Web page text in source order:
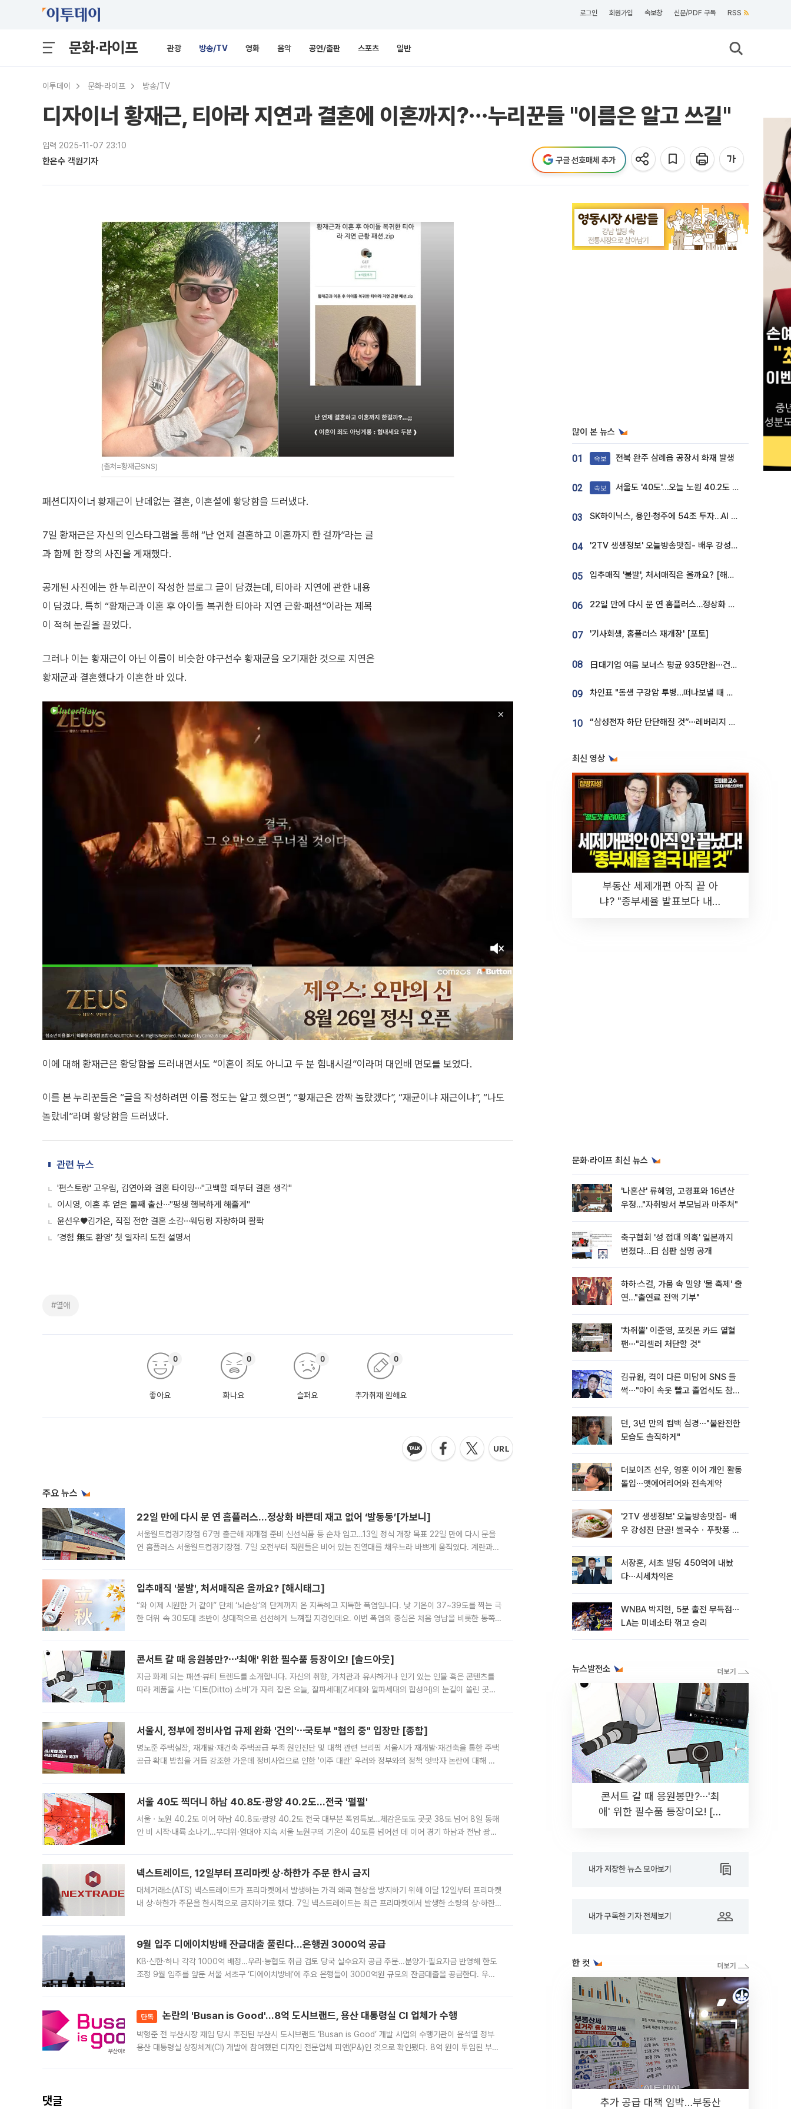
로그인 회원가입 속보창 신문/PDF 구독 RSS
문화·라이프 관광 방송/TV 영화 음악 공연/출판 스포츠 일반
이투데이 문화·라이프 방송/TV
디자이너 황재근, 티아라 지연과 결혼에 이혼까지?⋯누리꾼들 "이름은 알고 쓰길"
입력 2025-11-07 23:10
한은수 객원기자 구글 선호매체 추가
(출처=황재근SNS)
패션디자이너 황재근이 난데없는 결혼, 이혼설에 황당함을 드러냈다.
7일 황재근은 자신의 인스타그램을 통해 “난 언제 결혼하고 이혼까지 한 걸까”라는 글
과 함께 한 장의 사진을 게재했다.
공개된 사진에는 한 누리꾼이 작성한 블로그 글이 담겼는데, 티아라 지연에 관한 내용
이 담겼다. 특히 “황재근과 이혼 후 아이돌 복귀한 티아라 지연 근황·패션”이라는 제목
이 적혀 눈길을 끌었다.
그러나 이는 황재근이 아닌 이름이 비슷한 야구선수 황재균을 오기재한 것으로 지연은
황재균과 결혼했다가 이혼한 바 있다.
이에 대해 황재근은 황당함을 드러내면서도 “이혼이 죄도 아니고 두 분 힘내시길”이라며 대인배 면모를 보였다.
이를 본 누리꾼들은 “글을 작성하려면 이름 정도는 알고 했으면”, “황재근은 깜짝 놀랐겠다”, “재균이냐 재근이냐”, “나도
놀랐네”라며 황당함을 드러냈다.
관련 뉴스
'편스토랑' 고우림, 김연아와 결혼 타이밍⋯"고백할 때부터 결혼 생각"
이시영, 이혼 후 얻은 둘째 출산⋯"평생 행복하게 해줄게"
윤선우♥김가은, 직접 전한 결혼 소감⋯웨딩링 자랑하며 활짝
‘경험 無도 환영’ 첫 일자리 도전 설명서
#열애
좋아요
0
화나요
0
슬퍼요
0
추가취재 원해요
0
주요 뉴스
22일 만에 다시 문 연 홈플러스…정상화 바쁜데 재고 없어 ‘발동동’[가보니]
서울월드컵경기장점 67명 출근해 재개점 준비 신선식품 등 순차 입고…13일 정식 개장 목표 22일 만에 다시 문을
연 홈플러스 서울월드컵경기장점. 7일 오전부터 직원들은 비어 있는 진열대를 채우느라 바쁘게 움직였다. 계란과
입추매직 '불발', 처서매직은 올까요? [해시태그]
“와 이제 시원한 거 같아” 단체 ‘뇌손상’의 단계까지 온 지독하고 지독한 폭염입니다. 낮 기온이 37~39도를 찍는 극
한 더위 속 30도대 초반이 상대적으로 선선하게 느껴질 지경인데요. 이번 폭염의 중심은 처음 영남을 비롯한 동쪽
콘서트 갈 때 응원봉만?⋯'최애' 위한 필수품 등장이오! [솔드아웃]
지금 화제 되는 패션·뷰티 트렌드를 소개합니다. 자신의 취향, 가치관과 유사하거나 인기 있는 인물 혹은 콘텐츠를
따라 제품을 사는 '디토(Ditto) 소비'가 자리 잡은 오늘, 잘파세대(Z세대와 알파세대의 합성어)의 눈길이 쏠린 곳은
서울시, 정부에 정비사업 규제 완화 '건의'⋯국토부 "협의 중" 입장만 [종합]
명노준 주택실장, 재개발·재건축 주택공급 부족 원인진단 및 대책 관련 브리핑 서울시가 재개발·재건축을 통한 주택
공급 확대 방침을 거듭 강조한 가운데 정비사업으로 인한 '이주 대란' 우려와 정부와의 정책 엇박자 논란에 대해 정
서울 40도 찍더니 하남 40.8도·광양 40.2도…전국 '펄펄'
서울ㆍ노원 40.2도 이어 하남 40.8도·광양 40.2도 전국 대부분 폭염특보…체감온도도 곳곳 38도 넘어 8일 동해
안 비 시작·내륙 소나기…무더위·열대야 지속 서울 노원구의 기온이 40도를 넘어선 데 이어 경기 하남과 전남 광양
넥스트레이드, 12일부터 프리마켓 상·하한가 주문 한시 금지
대체거래소(ATS) 넥스트레이드가 프리마켓에서 발생하는 가격 왜곡 현상을 방지하기 위해 이달 12일부터 프리마켓
내 상·하한가 주문을 한시적으로 금지하기로 했다. 7일 넥스트레이드는 최근 프리마켓에서 발생한 소량의 상·하한
9월 입주 디에이치방배 잔금대출 풀린다…은행권 3000억 공급
KB·신한·하나 각각 1000억 배정…우리·농협도 취급 검토 당국 실수요자 공급 주문…분양가·필요자금 반영해 한도
조정 9월 입주를 앞둔 서울 서초구 ‘디에이치방배’에 주요 은행들이 3000억원 규모의 잔금대출을 공급한다. 우리
단독 논란의 'Busan is Good'…8억 도시브랜드, 용산 대통령실 CI 업체가 수행
박형준 전 부산시장 재임 당시 추진된 부산시 도시브랜드 ‘Busan is Good’ 개발 사업의 수행기관이 윤석열 정부
용산 대통령실 상징체계(CI) 개발에 참여했던 디자인 전문업체 피앤(P&)인 것으로 확인됐다. 8억 원이 투입된 부산
댓글
많이 본 뉴스
01 속보 전북 완주 삼례읍 공장서 화재 발생
02 속보 서울도 '40도'…오늘 노원 40.2도 기록
03 SK하이닉스, 용인·청주에 54조 투자…AI 메모리 생산기지 키운다
04 '2TV 생생정보' 오늘방송맛집- 배우 강성진 단골! 쌀국수ㆍ푸팟퐁 커리 맛집 '블○○○'
05 입추매직 '불발', 처서매직은 올까요? [해시태그]
06 22일 만에 다시 문 연 홈플러스…정상화 바쁜데 재고 없어 ‘발동동’[가보니]
07 '기사회생, 홈플러스 재개장' [포토]
08 日대기업 여름 보너스 평균 935만원⋯건설회사 1800만 넘어
09 차인표 "동생 구강암 투병…떠나보낼 때 가장 힘들었다”
10 “삼성전자 하단 단단해질 것”⋯레버리지 규제에 쏠림 완화 [찐코노미]
최신 영상
부동산 세제개편 아직 끝 아
냐? "종부세율 발표보다 내릴
문화·라이프 최신 뉴스
'나혼산' 류혜영, 고경표와 16년산
우정…"자취방서 부모님과 마주쳐"
축구협회 '성 접대 의혹' 일본까지
번졌다…日 심판 실명 공개
하하·스컬, 가뭄 속 밀양 '물 축제' 출
연…"출연료 전액 기부"
'차쥐뿔' 이준영, 포켓몬 카드 열혈
팬⋯"리셀러 처단할 것"
김규원, 격이 다른 미담에 SNS 들
썩⋯"아이 속옷 빨고 졸업식도 참
던, 3년 만의 컴백 심경⋯"불완전한
모습도 솔직하게"
더보이즈 선우, 영훈 이어 개인 활동
돌입⋯앳에어리어와 전속계약
'2TV 생생정보' 오늘방송맛집- 배
우 강성진 단골! 쌀국수ㆍ푸팟퐁 커
서장훈, 서초 빌딩 450억에 내놨
다⋯시세차익은
WNBA 박지현, 5분 출전 무득점⋯
LA는 미네소타 꺾고 승리
뉴스발전소
콘서트 갈 때 응원봉만?⋯'최
애' 위한 필수품 등장이오! [솔
내가 저장한 뉴스 모아보기
내가 구독한 기자 전체보기
한 컷
추가 공급 대책 임박…부동산